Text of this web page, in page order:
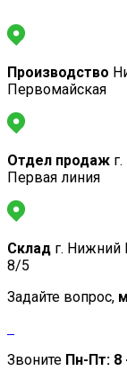
Производство
Первомайская
Отдел продаж
Первая линия
Склад г. Нижний
8/5
Задайте вопрос,
Звоните Пн-Пт: 8